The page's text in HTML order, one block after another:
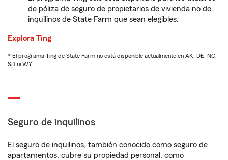
de póliza de seguro de propietarios de vivienda no de
inquilinos de State Farm que sean elegibles.
Explora Ting
* El programa Ting de State Farm no está disponible actualmente en AK, DE, NC,
SD ni WY
Seguro de inquilinos
El seguro de inquilinos, también conocido como seguro de
apartamentos, cubre su propiedad personal, como